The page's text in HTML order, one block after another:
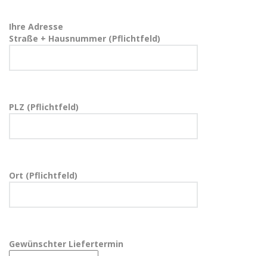
Ihre Adresse
Straße + Hausnummer (Pflichtfeld)
PLZ (Pflichtfeld)
Ort (Pflichtfeld)
Gewünschter Liefertermin